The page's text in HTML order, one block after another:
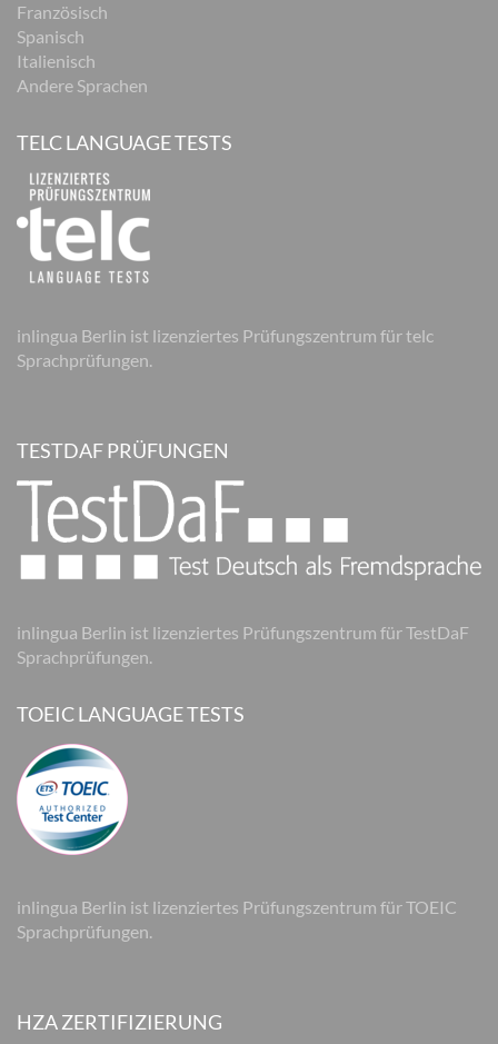
Französisch
Spanisch
Italienisch
Andere Sprachen
TELC LANGUAGE TESTS
inlingua Berlin ist lizenziertes Prüfungszentrum für telc
Sprachprüfungen.
TESTDAF PRÜFUNGEN
inlingua Berlin ist lizenziertes Prüfungszentrum für TestDaF
Sprachprüfungen.
TOEIC LANGUAGE TESTS
inlingua Berlin ist lizenziertes Prüfungszentrum für TOEIC
Sprachprüfungen.
HZA ZERTIFIZIERUNG